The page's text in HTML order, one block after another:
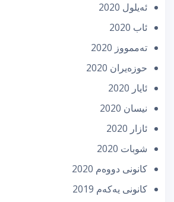
ئه‌یلول 2020
ئاب 2020
تەممووز 2020
حوزه‌یران 2020
ئایار 2020
نیسان 2020
ئازار 2020
شوبات 2020
كانونی دووه‌م 2020
كانونی یه‌كه‌م 2019